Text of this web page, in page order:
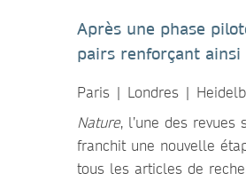
Après une phase
pairs renforçant ainsi
Paris | Londres |
Nature, l’une des
franchit une nouvelle
tous les articles de